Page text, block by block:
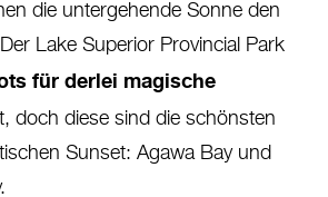
die untergehende Sonne den
Lake Superior Provincial Park
für derlei magische
doch diese sind die schönsten
Sunset: Agawa Bay und